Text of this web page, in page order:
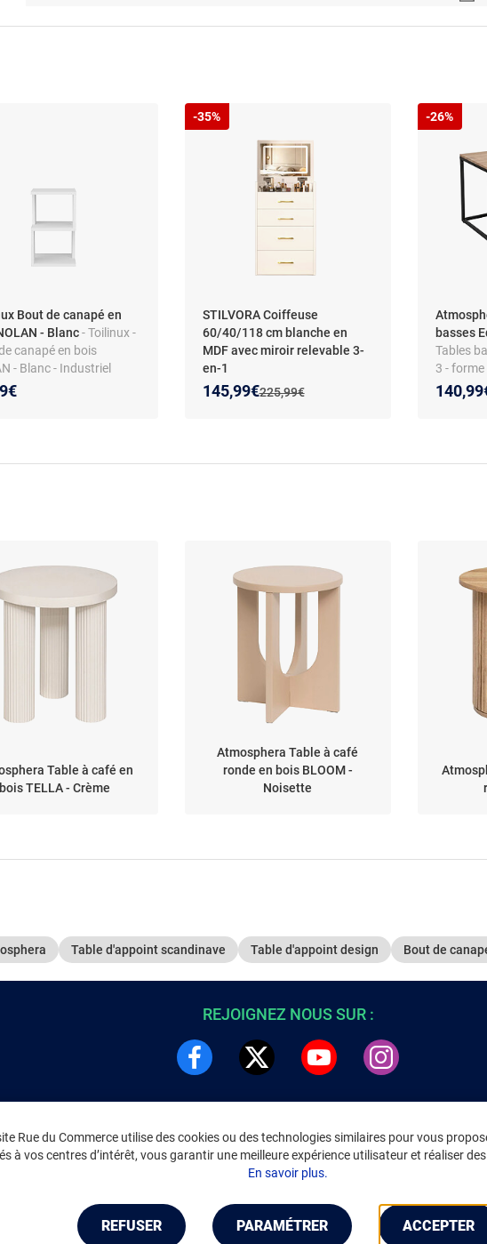
Bout de canapé en
- Blanc- Toilinux -
canapé en bois
- Blanc - Industriel
STILVORA Coiffeuse
60/40/118 cm blanche en
MDF avec miroir relevable 3-
en-1
Ancien prix :
225,99€
Nouveau prix :
145,99€
Réduction de :
-35%
basses
Tables
3 - forme
- style
-26%
Table à café en
bois TELLA - Crème
Atmosphera Table à café
ronde en bois BLOOM -
Noisette
Table d'appoint scandinave Table d'appoint design Bout de
Rue du Commerce utilise des cookies ou des technologies similaires pour vous
à vos centres d’intérêt, vous garantir une meilleure expérience utilisateur et réaliser
En savoir plus.
REFUSER PARAMÉTRER ACCEPTER
REJOIGNEZ NOUS SUR :
NOUS REJOINDRE
Vendez sur RDC
INFORMATIONS LÉGALES
Environnement
CGV/CGU Marketplace
Gérer mes cookies
Mentions légales